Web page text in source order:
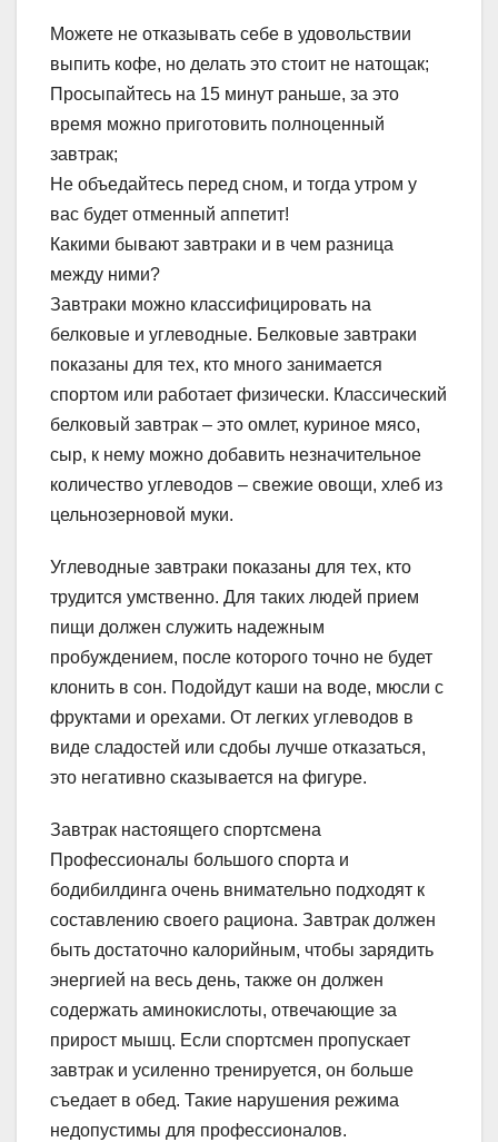
Можете не отказывать себе в удовольствии
выпить кофе, но делать это стоит не натощак;
Просыпайтесь на 15 минут раньше, за это
время можно приготовить полноценный
завтрак;
Не объедайтесь перед сном, и тогда утром у
вас будет отменный аппетит!
Какими бывают завтраки и в чем разница
между ними?
Завтраки можно классифицировать на
белковые и углеводные. Белковые завтраки
показаны для тех, кто много занимается
спортом или работает физически. Классический
белковый завтрак – это омлет, куриное мясо,
сыр, к нему можно добавить незначительное
количество углеводов – свежие овощи, хлеб из
цельнозерновой муки.
Углеводные завтраки показаны для тех, кто
трудится умственно. Для таких людей прием
пищи должен служить надежным
пробуждением, после которого точно не будет
клонить в сон. Подойдут каши на воде, мюсли с
фруктами и орехами. От легких углеводов в
виде сладостей или сдобы лучше отказаться,
это негативно сказывается на фигуре.
Завтрак настоящего спортсмена
Профессионалы большого спорта и
бодибилдинга очень внимательно подходят к
составлению своего рациона. Завтрак должен
быть достаточно калорийным, чтобы зарядить
энергией на весь день, также он должен
содержать аминокислоты, отвечающие за
прирост мышц. Если спортсмен пропускает
завтрак и усиленно тренируется, он больше
съедает в обед. Такие нарушения режима
недопустимы для профессионалов.